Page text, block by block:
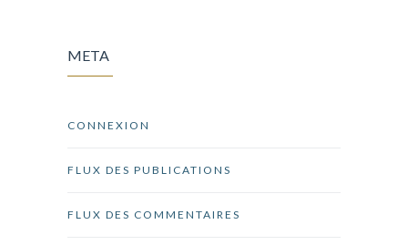
META
CONNEXION
FLUX DES PUBLICATIONS
FLUX DES COMMENTAIRES